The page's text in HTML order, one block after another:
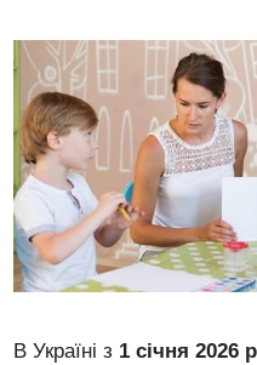
В Україні з 1 січня 2026